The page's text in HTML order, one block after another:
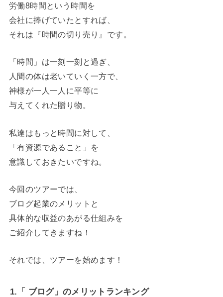
労働8時間という時間を
会社に捧げていたとすれば、
それは『時間の切り売り』です。
「時間」は一刻一刻と過ぎ、
人間の体は老いていく一方で、
神様が一人一人に平等に
与えてくれた贈り物。
私達はもっと時間に対して、
「有資源であること」を
意識しておきたいですね。
今回のツアーでは、
ブログ起業のメリットと
具体的な収益のあがる仕組みを
ご紹介してきますね！
それでは、ツアーを始めます！
1.「 ブログ」のメリットランキング